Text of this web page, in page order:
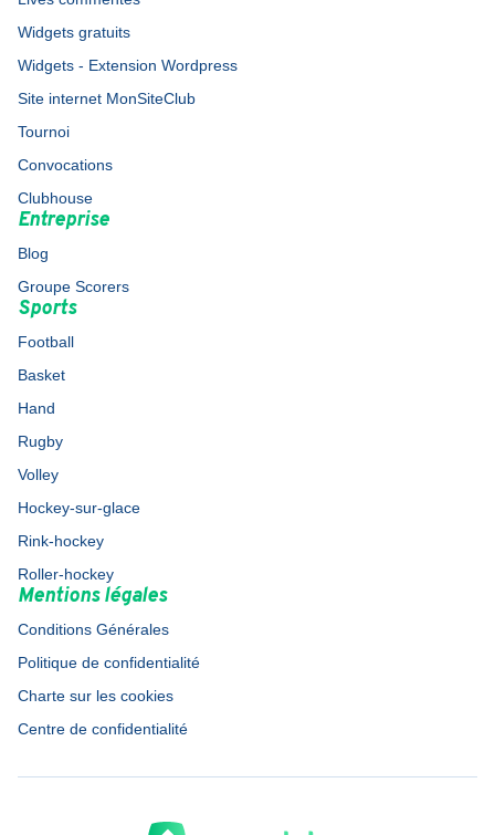
Widgets gratuits
Widgets - Extension Wordpress
Site internet MonSiteClub
Tournoi
Convocations
Clubhouse
Entreprise
Blog
Groupe Scorers
Sports
Football
Basket
Hand
Rugby
Volley
Hockey-sur-glace
Rink-hockey
Roller-hockey
Mentions légales
Conditions Générales
Politique de confidentialité
Charte sur les cookies
Centre de confidentialité